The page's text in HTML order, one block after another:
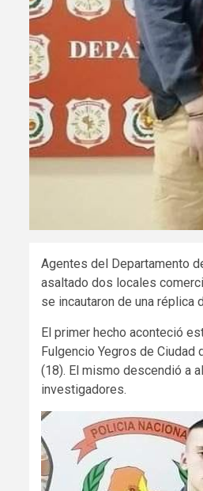
Agentes del Departamento
asaltado dos locales
se incautaron de una réplica
El primer hecho aconteció
Fulgencio Yegros de Ciudad
(18). El mismo descendió a
investigadores.